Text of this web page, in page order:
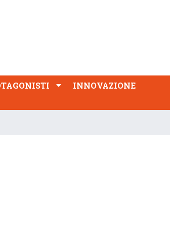
INNOVAZIONE